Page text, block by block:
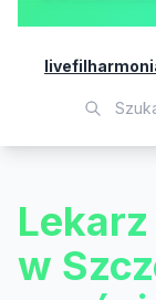
w